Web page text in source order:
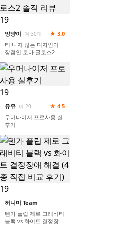
19
먕먕이 여 30대
★ 3.0
티 나지 않는 디자인이
장점인 로마 글로스2 솔
19
유유 여 20
★ 4.5
우머나이저 프로사용 실
후기
19
허니미 Team
텐가 플립 제로 그래비티
블랙 vs 화이트 결정장애